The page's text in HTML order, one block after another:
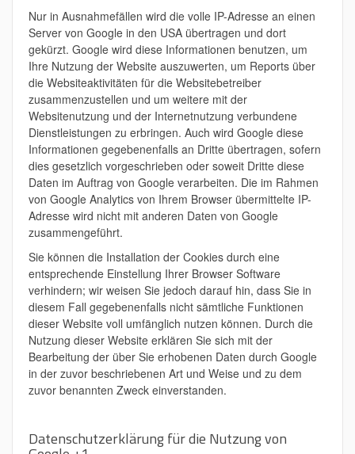
Nur in Ausnahmefällen wird die volle IP-Adresse an einen
Server von Google in den USA übertragen und dort
gekürzt. Google wird diese Informationen benutzen, um
Ihre Nutzung der Website auszuwerten, um Reports über
die Websiteaktivitäten für die Websitebetreiber
zusammenzustellen und um weitere mit der
Websitenutzung und der Internetnutzung verbundene
Dienstleistungen zu erbringen. Auch wird Google diese
Informationen gegebenenfalls an Dritte übertragen, sofern
dies gesetzlich vorgeschrieben oder soweit Dritte diese
Daten im Auftrag von Google verarbeiten. Die im Rahmen
von Google Analytics von Ihrem Browser übermittelte IP-
Adresse wird nicht mit anderen Daten von Google
zusammengeführt.
Sie können die Installation der Cookies durch eine
entsprechende Einstellung Ihrer Browser Software
verhindern; wir weisen Sie jedoch darauf hin, dass Sie in
diesem Fall gegebenenfalls nicht sämtliche Funktionen
dieser Website voll umfänglich nutzen können. Durch die
Nutzung dieser Website erklären Sie sich mit der
Bearbeitung der über Sie erhobenen Daten durch Google
in der zuvor beschriebenen Art und Weise und zu dem
zuvor benannten Zweck einverstanden.
Datenschutzerklärung für die Nutzung von